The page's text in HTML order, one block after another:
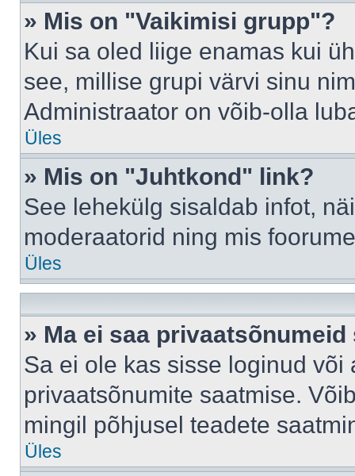
» Mis on "Vaikimisi grupp"?
Kui sa oled liige enamas kui
see, millise grupi värvi sinu
Administraator on võib-olla
Üles
» Mis on "Juhtkond" link?
See lehekülg sisaldab infot,
moderaatorid ning mis
Üles
» Ma ei saa privaatsõnumeid
Sa ei ole kas sisse loginud
privaatsõnumite saatmise.
mingil põhjusel teadete
Üles